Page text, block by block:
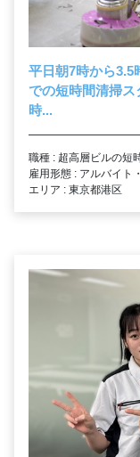
平日朝7時から3.5
での短時間清掃
時...
職種 : 超高層ビルの短
雇用形態 : アルバイト
エリア : 東京都港区